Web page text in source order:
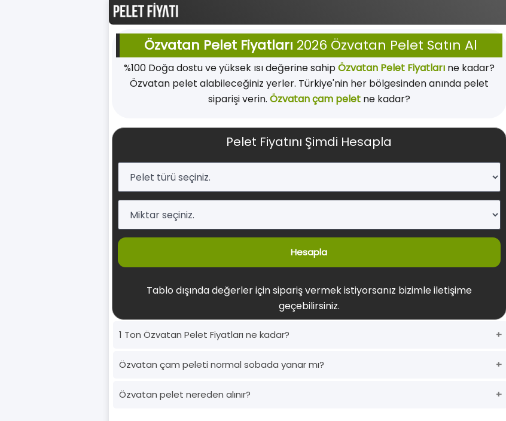
Özvatan Pelet Fiyatları 2026 Özvatan Pelet Satın Al
%100 Doğa dostu ve yüksek ısı değerine sahipÖzvatan Pelet Fiyatlarıne kadar?
Özvatan pelet alabileceğiniz yerler. Türkiye'nin her bölgesinden anında pelet
siparişi verin. Özvatan çam peletne kadar?
Pelet Fiyatını Şimdi Hesapla
Hesapla
Tablo dışında değerler için sipariş vermek istiyorsanız bizimle iletişime
geçebilirsiniz.
1 Ton Özvatan Pelet Fiyatları ne kadar?
Özvatan çam peleti normal sobada yanar mı?
Özvatan pelet nereden alınır?